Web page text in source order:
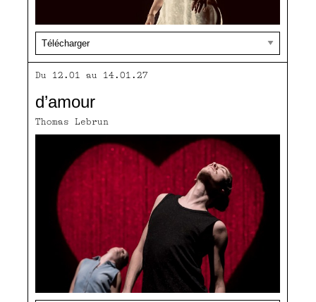
Du 12.01 au 14.01.27
d’amour
Thomas Lebrun